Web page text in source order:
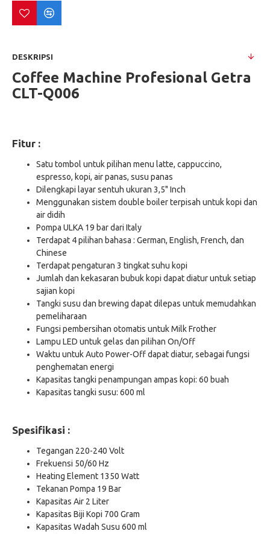
DESKRIPSI
Coffee Machine Profesional Getra
CLT-Q006
Fitur :
Satu tombol untuk pilihan menu latte, cappuccino,
espresso, kopi, air panas, susu panas
Dilengkapi layar sentuh ukuran 3,5" Inch
Menggunakan sistem double boiler terpisah untuk kopi dan
air didih
Pompa ULKA 19 bar dari Italy
Terdapat 4 pilihan bahasa : German, English, French, dan
Chinese
Terdapat pengaturan 3 tingkat suhu kopi
Jumlah dan kekasaran bubuk kopi dapat diatur untuk setiap
sajian kopi
Tangki susu dan brewing dapat dilepas untuk memudahkan
pemeliharaan
Fungsi pembersihan otomatis untuk Milk Frother
Lampu LED untuk gelas dan pilihan On/Off
Waktu untuk Auto Power-Off dapat diatur, sebagai fungsi
penghematan energi
Kapasitas tangki penampungan ampas kopi: 60 buah
Kapasitas tangki susu: 600 ml
Spesifikasi :
Tegangan 220-240 Volt
Frekuensi 50/60 Hz
Heating Element 1350 Watt
Tekanan Pompa 19 Bar
Kapasitas Air 2 Liter
Kapasitas Biji Kopi 700 Gram
Kapasitas Wadah Susu 600 ml